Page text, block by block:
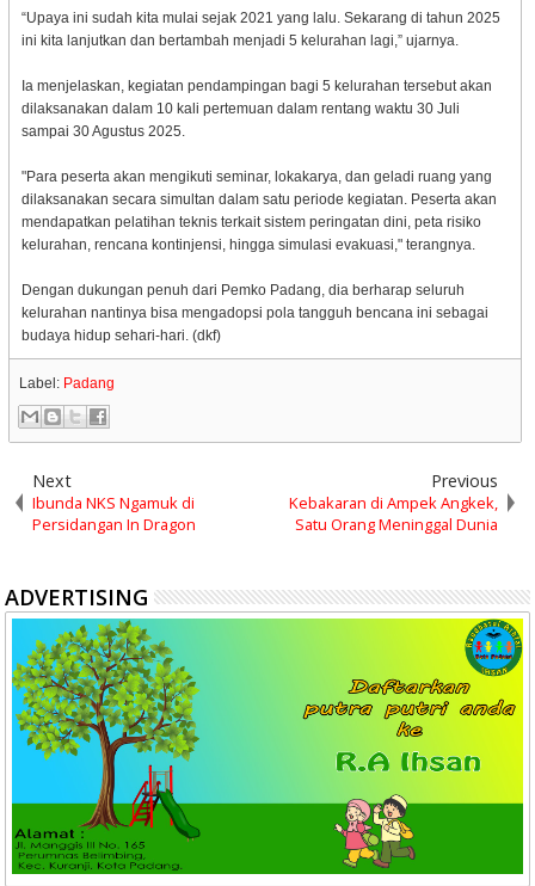
“Upaya ini sudah kita mulai sejak 2021 yang lalu. Sekarang di tahun 2025
ini kita lanjutkan dan bertambah menjadi 5 kelurahan lagi,” ujarnya.
Ia menjelaskan, kegiatan pendampingan bagi 5 kelurahan tersebut akan
dilaksanakan dalam 10 kali pertemuan dalam rentang waktu 30 Juli
sampai 30 Agustus 2025.
"Para peserta akan mengikuti seminar, lokakarya, dan geladi ruang yang
dilaksanakan secara simultan dalam satu periode kegiatan. Peserta akan
mendapatkan pelatihan teknis terkait sistem peringatan dini, peta risiko
kelurahan, rencana kontinjensi, hingga simulasi evakuasi," terangnya.
Dengan dukungan penuh dari Pemko Padang, dia berharap seluruh
kelurahan nantinya bisa mengadopsi pola tangguh bencana ini sebagai
budaya hidup sehari-hari. (dkf)
Label: Padang
Next
Ibunda NKS Ngamuk di
Persidangan In Dragon
Previous
Kebakaran di Ampek Angkek,
Satu Orang Meninggal Dunia
ADVERTISING